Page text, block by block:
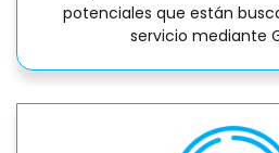
potenciales que están
servicio mediante